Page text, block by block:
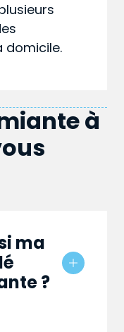
domicile.
à
ma
?